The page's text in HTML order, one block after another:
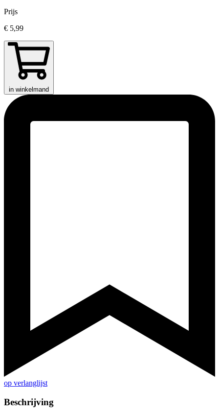
Prijs
€ 5,99
in winkelmand
op verlanglijst
Beschrijving